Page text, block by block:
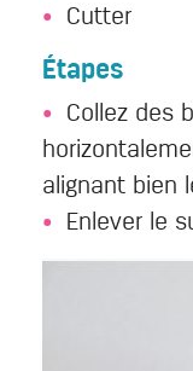
Cutter
Étapes
Collez des
alignant bien
Enlever le